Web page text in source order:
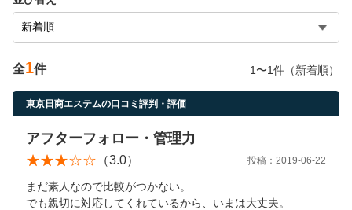
ご質問・ご予約 電話する
全1件 1〜1件（新着順）
東京日商エステムの口コミ評判・評価
アフターフォロー・管理力
（3.0） 投稿：2019-06-22
まだ素人なので比較がつかない。
でも親切に対応してくれているから、いまは大丈夫。